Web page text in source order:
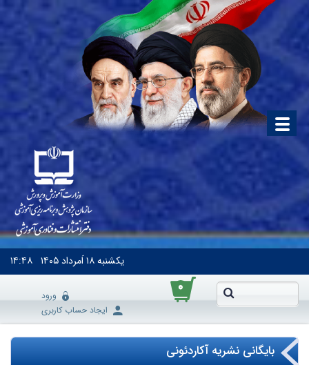
یکشنبه۱۸ اَمرداد ۱۴۰۵ ۱۴:۴۸
۰
ورود
ایجاد حساب کاربری
بایگانی نشریه آکاردئونی